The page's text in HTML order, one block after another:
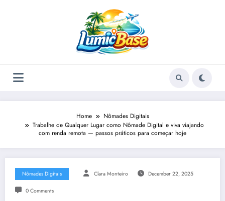
Home
Nômades Digitais
Trabalhe de Qualquer Lugar como Nômade Digital e viva viajando
com renda remota — passos práticos para começar hoje
Nômades Digitais Clara Monteiro December 22, 2025
0 Comments